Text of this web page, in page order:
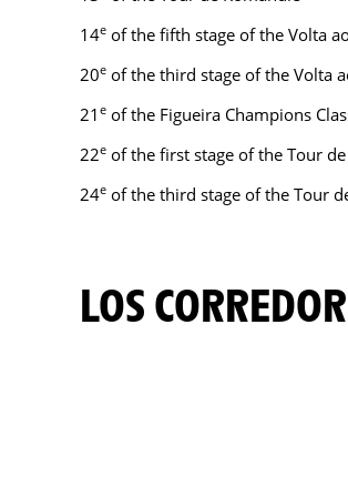
14e of the fifth stage of the Volta
20e of the third stage of the Volta
21 e of the Figueira Champions
22e of the first stage of the Tour
24e of the third stage of the Tour
LOS